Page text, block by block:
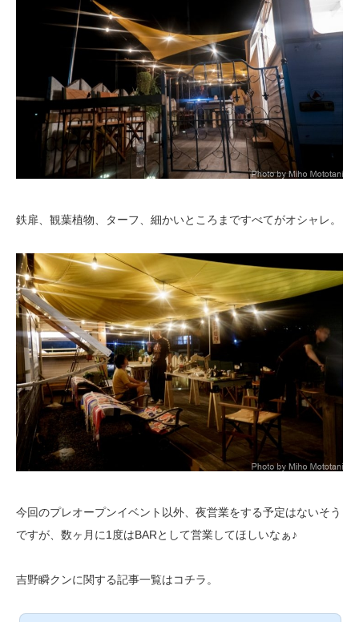
鉄扉、観葉植物、ターフ、細かいところまですべてがオシャレ。
今回のプレオープンイベント以外、夜営業をする予定はないそう
ですが、数ヶ月に1度はBARとして営業してほしいなぁ♪
吉野瞬クンに関する記事一覧はコチラ。